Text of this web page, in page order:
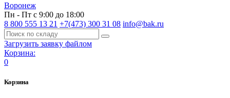
Воронеж
Пн - Пт с 9:00 до 18:00
8 800 555 13 21 +7(473) 300 31 08 info@bak.ru
Загрузить заявку файлом
Корзина:
0
Корзина